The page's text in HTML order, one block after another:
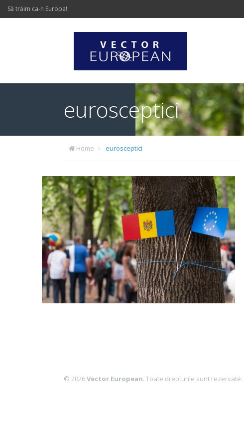
Să trăim ca-n Europa!
eurosceptici
Home eurosceptici
© 2026Vector European. Toate drepturile sunt rezervate.